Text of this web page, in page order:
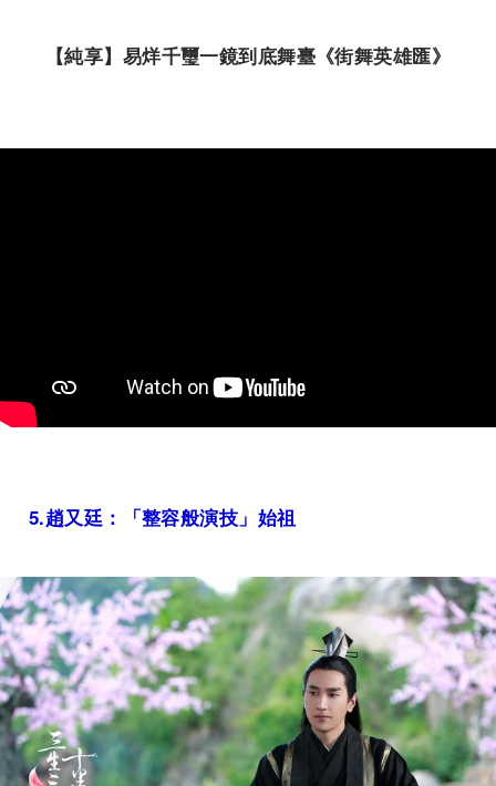
【純享】易烊千璽一鏡到底舞臺《街舞英雄匯》
5.趙又廷：「整容般演技」始祖